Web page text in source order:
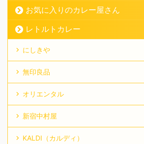
お気に入りのカレー屋さん
レトルトカレー
にしきや
無印良品
オリエンタル
新宿中村屋
KALDI（カルディ）